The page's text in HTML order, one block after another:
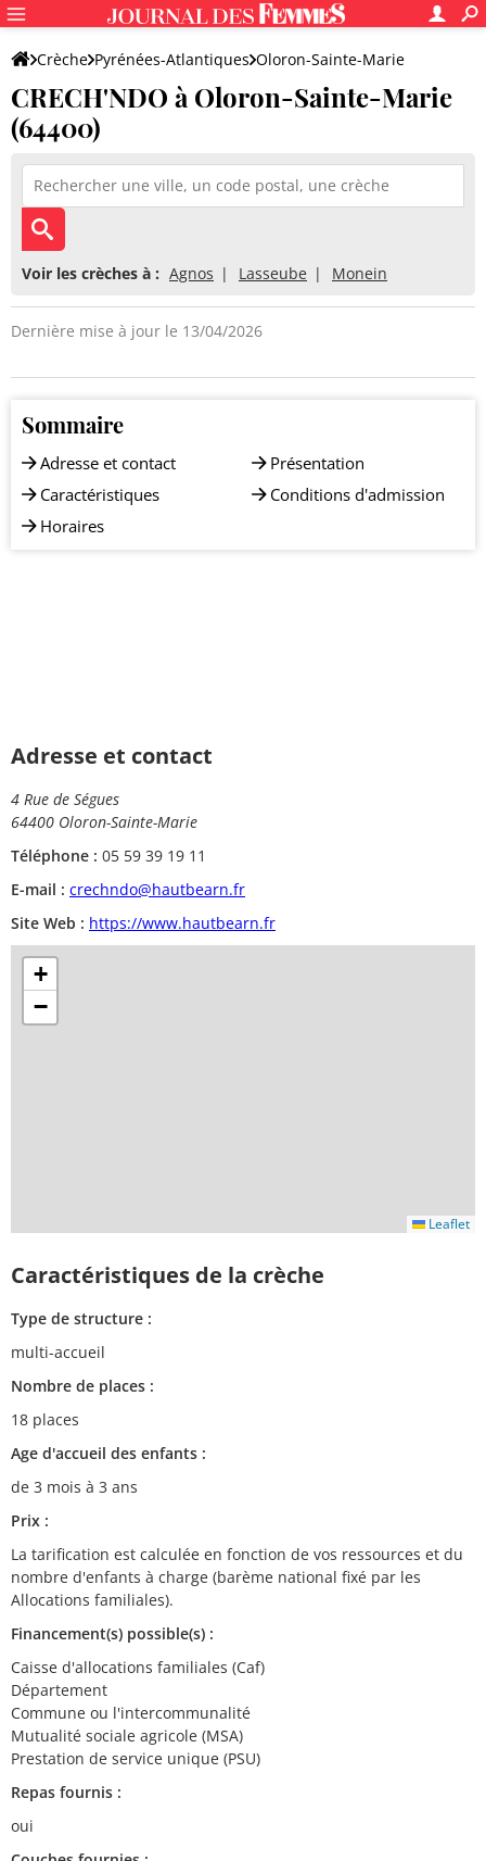
Crèche Pyrénées-Atlantiques Oloron-Sainte-Marie
CRECH'NDO
CRECH'NDO à Oloron-Sainte-Marie
(64400)
Voir les crèches à : Agnos Lasseube Monein
Dernière mise à jour le 13/04/2026
Sommaire
Adresse et contact
Caractéristiques
Horaires
Présentation
Conditions d'admission
Adresse et contact
4 Rue de Ségues
64400 Oloron-Sainte-Marie
Téléphone : 05 59 39 19 11
E-mail : crechndo@hautbearn.fr
Site Web : https://www.hautbearn.fr
+
−
Leaflet
Caractéristiques de la crèche
Type de structure :
multi-accueil
Nombre de places :
18 places
Age d'accueil des enfants :
de 3 mois à 3 ans
Prix :
La tarification est calculée en fonction de vos ressources et du
nombre d'enfants à charge (barème national fixé par les
Allocations familiales).
Financement(s) possible(s) :
Caisse d'allocations familiales (Caf)
Département
Commune ou l'intercommunalité
Mutualité sociale agricole (MSA)
Prestation de service unique (PSU)
Repas fournis :
oui